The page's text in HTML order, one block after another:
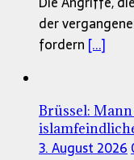
der
fordern [...]
Brüssel:
3. August 2026